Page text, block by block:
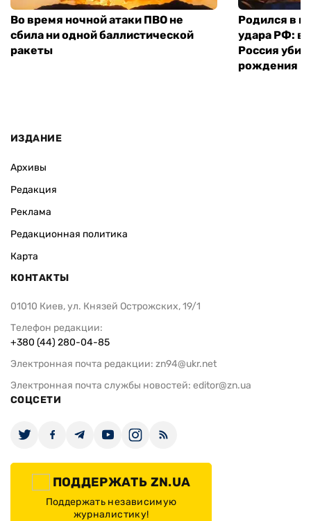
Во время ночной атаки ПВО не
сбила ни одной баллистической
ракеты
Родился в
удара РФ: в
Россия
рождения
ИЗДАНИЕ
Архивы
Редакция
Реклама
Редакционная политика
Карта
КОНТАКТЫ
01010 Киев, ул. Князей Острожских, 19/1
Телефон редакции:
+380 (44) 280-04-85
Электронная почта редакции: zn94@ukr.net
Электронная почта службы новостей: editor@zn.ua
СОЦСЕТИ
ПОДДЕРЖАТЬ ZN.UA
Поддержать независимую
журналистику!